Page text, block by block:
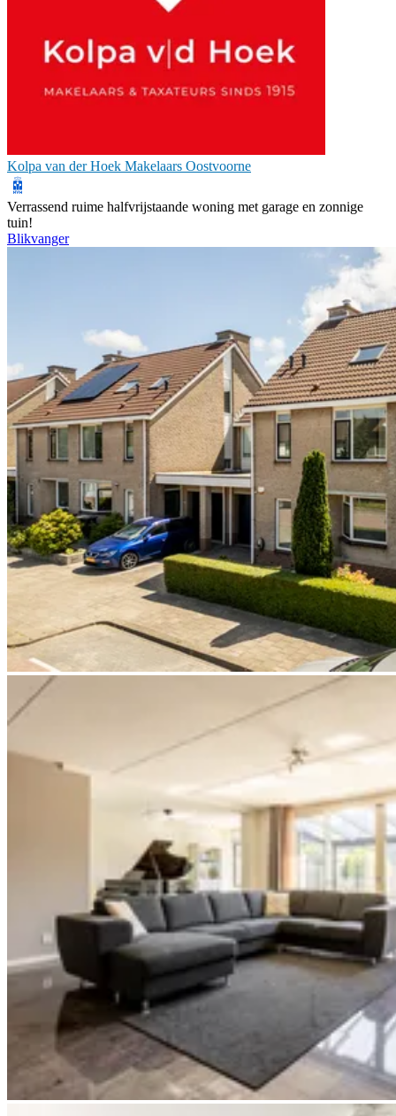
Kolpa van der Hoek Makelaars Oostvoorne
Verrassend ruime halfvrijstaande woning met garage en zonnige
tuin!
Blikvanger